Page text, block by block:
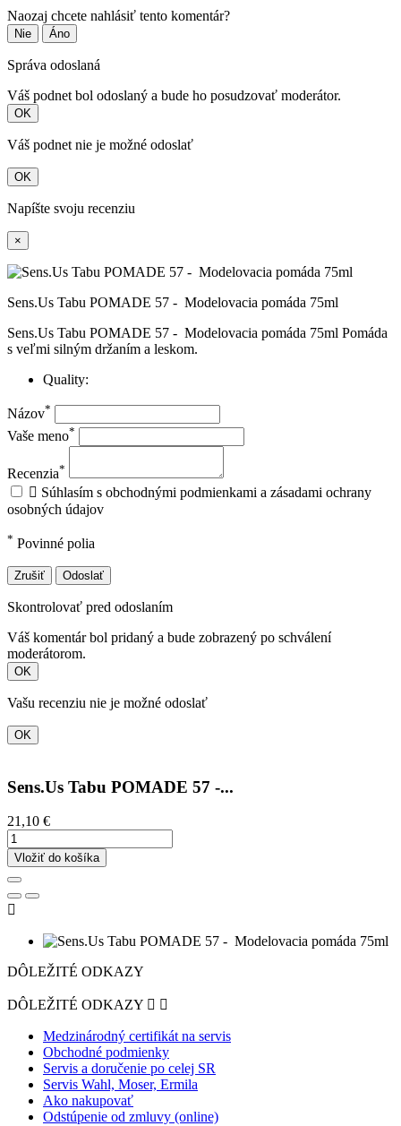
Naozaj chcete nahlásiť tento komentár?
Nie Áno
Správa odoslaná
Váš podnet bol odoslaný a bude ho posudzovať moderátor.
OK
Váš podnet nie je možné odoslať
OK
Napíšte svoju recenziu
×
Sens.Us Tabu POMADE 57 - Modelovacia pomáda 75ml
Sens.Us Tabu POMADE 57 - Modelovacia pomáda 75ml Pomáda
s veľmi silným držaním a leskom.
Quality:
Názov*
Vaše meno*
Recenzia*
 Súhlasím s obchodnými podmienkami a zásadami ochrany
osobných údajov
* Povinné polia
Zrušiť Odoslať
Skontrolovať pred odoslaním
Váš komentár bol pridaný a bude zobrazený po schválení
moderátorom.
OK
Vašu recenziu nie je možné odoslať
OK
Sens.Us Tabu POMADE 57 -...
21,10 €
Vložiť do košíka

DÔLEŽITÉ ODKAZY
DÔLEŽITÉ ODKAZY  
Medzinárodný certifikát na servis
Obchodné podmienky
Servis a doručenie po celej SR
Servis Wahl, Moser, Ermila
Ako nakupovať
Odstúpenie od zmluvy (online)